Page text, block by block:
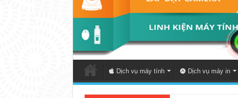
Dịch vụ máy tính Dịch vụ máy in